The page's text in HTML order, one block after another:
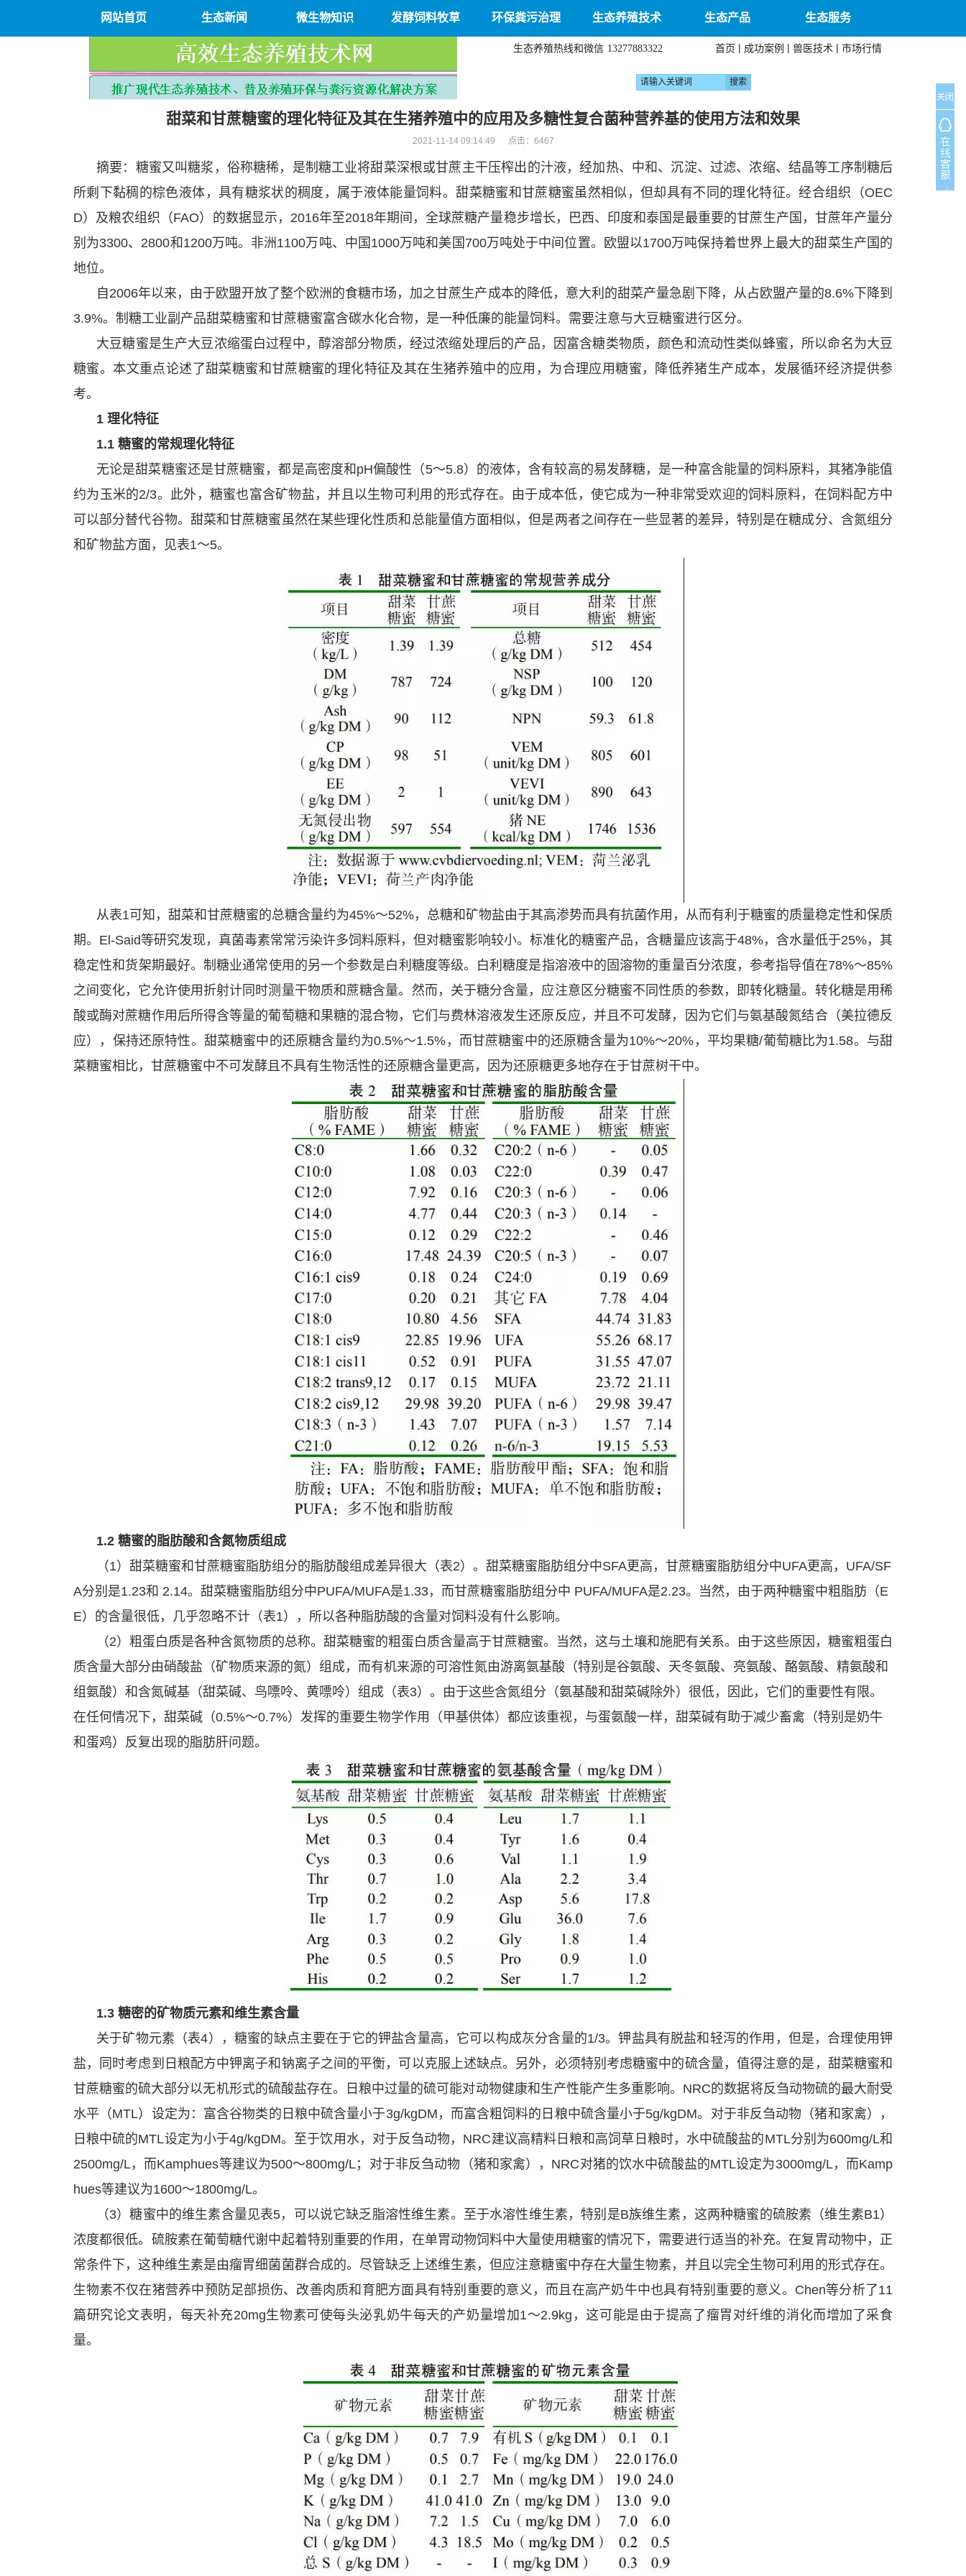
网站首页 生态新闻 微生物知识 发酵饲料牧草 环保粪污治理 生态养殖技术 生态产品 生态服务
首页 | 成功案例 | 兽医技术 | 市场行情
生态养殖热线和微信 13277883322
甜菜和甘蔗糖蜜的理化特征及其在生猪养殖中的应用及多糖性复合菌种营养基的使用方法和效果
2021-11-14 09:14:49 点击： 6467
摘要：糖蜜又叫糖浆，俗称糖稀，是制糖工业将甜菜深根或甘蔗主干压榨出的汁液，经加热、中和、沉淀、过滤、浓缩、结晶等工序制糖后
所剩下黏稠的棕色液体，具有糖浆状的稠度，属于液体能量饲料。甜菜糖蜜和甘蔗糖蜜虽然相似，但却具有不同的理化特征。经合组织（OEC
D）及粮农组织（FAO）的数据显示，2016年至2018年期间，全球蔗糖产量稳步增长，巴西、印度和泰国是最重要的甘蔗生产国，甘蔗年产量分
别为3300、2800和1200万吨。非洲1100万吨、中国1000万吨和美国700万吨处于中间位置。欧盟以1700万吨保持着世界上最大的甜菜生产国的
地位。
自2006年以来，由于欧盟开放了整个欧洲的食糖市场，加之甘蔗生产成本的降低，意大利的甜菜产量急剧下降，从占欧盟产量的8.6%下降到
3.9%。制糖工业副产品甜菜糖蜜和甘蔗糖蜜富含碳水化合物，是一种低廉的能量饲料。需要注意与大豆糖蜜进行区分。
大豆糖蜜是生产大豆浓缩蛋白过程中，醇溶部分物质，经过浓缩处理后的产品，因富含糖类物质，颜色和流动性类似蜂蜜，所以命名为大豆
糖蜜。本文重点论述了甜菜糖蜜和甘蔗糖蜜的理化特征及其在生猪养殖中的应用，为合理应用糖蜜，降低养猪生产成本，发展循环经济提供参
考。
1 理化特征
1.1 糖蜜的常规理化特征
无论是甜菜糖蜜还是甘蔗糖蜜，都是高密度和pH偏酸性（5～5.8）的液体，含有较高的易发酵糖，是一种富含能量的饲料原料，其猪净能值
约为玉米的2/3。此外，糖蜜也富含矿物盐，并且以生物可利用的形式存在。由于成本低，使它成为一种非常受欢迎的饲料原料，在饲料配方中
可以部分替代谷物。甜菜和甘蔗糖蜜虽然在某些理化性质和总能量值方面相似，但是两者之间存在一些显著的差异，特别是在糖成分、含氮组分
和矿物盐方面，见表1～5。
从表1可知，甜菜和甘蔗糖蜜的总糖含量约为45%～52%，总糖和矿物盐由于其高渗势而具有抗菌作用，从而有利于糖蜜的质量稳定性和保质
期。El-Said等研究发现，真菌毒素常常污染许多饲料原料，但对糖蜜影响较小。标准化的糖蜜产品，含糖量应该高于48%，含水量低于25%，其
稳定性和货架期最好。制糖业通常使用的另一个参数是白利糖度等级。白利糖度是指溶液中的固溶物的重量百分浓度，参考指导值在78%～85%
之间变化，它允许使用折射计同时测量干物质和蔗糖含量。然而，关于糖分含量，应注意区分糖蜜不同性质的参数，即转化糖量。转化糖是用稀
酸或酶对蔗糖作用后所得含等量的葡萄糖和果糖的混合物，它们与费林溶液发生还原反应，并且不可发酵，因为它们与氨基酸氮结合（美拉德反
应），保持还原特性。甜菜糖蜜中的还原糖含量约为0.5%～1.5%，而甘蔗糖蜜中的还原糖含量为10%～20%，平均果糖/葡萄糖比为1.58。与甜
菜糖蜜相比，甘蔗糖蜜中不可发酵且不具有生物活性的还原糖含量更高，因为还原糖更多地存在于甘蔗树干中。
1.2 糖蜜的脂肪酸和含氮物质组成
（1）甜菜糖蜜和甘蔗糖蜜脂肪组分的脂肪酸组成差异很大（表2）。甜菜糖蜜脂肪组分中SFA更高，甘蔗糖蜜脂肪组分中UFA更高，UFA/SF
A分别是1.23和 2.14。甜菜糖蜜脂肪组分中PUFA/MUFA是1.33，而甘蔗糖蜜脂肪组分中 PUFA/MUFA是2.23。当然，由于两种糖蜜中粗脂肪（E
E）的含量很低，几乎忽略不计（表1），所以各种脂肪酸的含量对饲料没有什么影响。
（2）粗蛋白质是各种含氮物质的总称。甜菜糖蜜的粗蛋白质含量高于甘蔗糖蜜。当然，这与土壤和施肥有关系。由于这些原因，糖蜜粗蛋白
质含量大部分由硝酸盐（矿物质来源的氮）组成，而有机来源的可溶性氮由游离氨基酸（特别是谷氨酸、天冬氨酸、亮氨酸、酪氨酸、精氨酸和
组氨酸）和含氮碱基（甜菜碱、鸟嘌呤、黄嘌呤）组成（表3）。由于这些含氮组分（氨基酸和甜菜碱除外）很低，因此，它们的重要性有限。
在任何情况下，甜菜碱（0.5%～0.7%）发挥的重要生物学作用（甲基供体）都应该重视，与蛋氨酸一样，甜菜碱有助于减少畜禽（特别是奶牛
和蛋鸡）反复出现的脂肪肝问题。
1.3 糖密的矿物质元素和维生素含量
关于矿物元素（表4），糖蜜的缺点主要在于它的钾盐含量高，它可以构成灰分含量的1/3。钾盐具有脱盐和轻泻的作用，但是，合理使用钾
盐，同时考虑到日粮配方中钾离子和钠离子之间的平衡，可以克服上述缺点。另外，必须特别考虑糖蜜中的硫含量，值得注意的是，甜菜糖蜜和
甘蔗糖蜜的硫大部分以无机形式的硫酸盐存在。日粮中过量的硫可能对动物健康和生产性能产生多重影响。NRC的数据将反刍动物硫的最大耐受
水平（MTL）设定为：富含谷物类的日粮中硫含量小于3g/kgDM，而富含粗饲料的日粮中硫含量小于5g/kgDM。对于非反刍动物（猪和家禽），
日粮中硫的MTL设定为小于4g/kgDM。至于饮用水，对于反刍动物，NRC建议高精料日粮和高饲草日粮时，水中硫酸盐的MTL分别为600mg/L和
2500mg/L，而Kamphues等建议为500～800mg/L；对于非反刍动物（猪和家禽），NRC对猪的饮水中硫酸盐的MTL设定为3000mg/L，而Kamp
hues等建议为1600～1800mg/L。
（3）糖蜜中的维生素含量见表5，可以说它缺乏脂溶性维生素。至于水溶性维生素，特别是B族维生素，这两种糖蜜的硫胺素（维生素B1）
浓度都很低。硫胺素在葡萄糖代谢中起着特别重要的作用，在单胃动物饲料中大量使用糖蜜的情况下，需要进行适当的补充。在复胃动物中，正
常条件下，这种维生素是由瘤胃细菌菌群合成的。尽管缺乏上述维生素，但应注意糖蜜中存在大量生物素，并且以完全生物可利用的形式存在。
生物素不仅在猪营养中预防足部损伤、改善肉质和育肥方面具有特别重要的意义，而且在高产奶牛中也具有特别重要的意义。Chen等分析了11
篇研究论文表明，每天补充20mg生物素可使每头泌乳奶牛每天的产奶量增加1～2.9kg，这可能是由于提高了瘤胃对纤维的消化而增加了采食
量。
关闭